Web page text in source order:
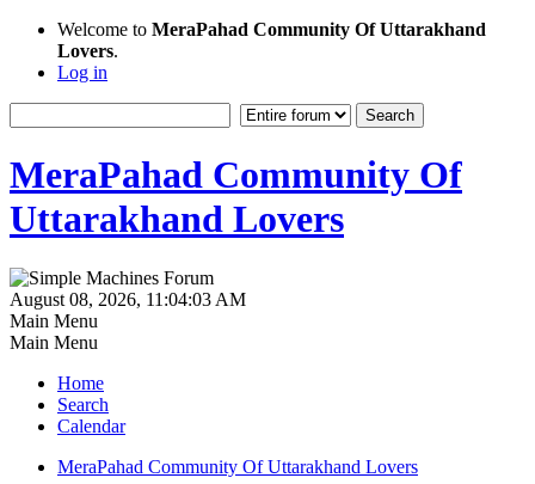
Welcome to MeraPahad Community Of Uttarakhand
Lovers.
Log in
MeraPahad Community Of
Uttarakhand Lovers
August 08, 2026, 11:04:03 AM
Main Menu
Main Menu
Home
Search
Calendar
MeraPahad Community Of Uttarakhand Lovers